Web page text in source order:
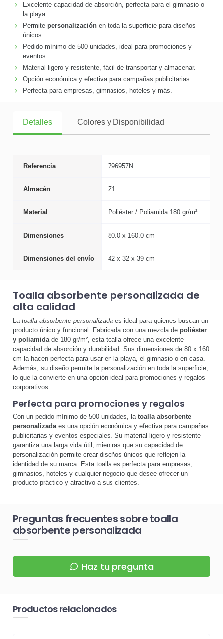
Excelente capacidad de absorción, perfecta para el gimnasio o
la playa.
Permite personalizaciónen toda la superficie para diseños
únicos.
Pedido mínimo de 500 unidades, ideal para promociones y
eventos.
Material ligero y resistente, fácil de transportar y almacenar.
Opción económica y efectiva para campañas publicitarias.
Perfecta para empresas, gimnasios, hoteles y más.
Detalles Colores y Disponibilidad
Referencia 796957N
Almacén Z1
Material Poliéster / Poliamida 180 gr/m²
Dimensiones 80.0 x 160.0 cm
Dimensiones del envío 42 x 32 x 39 cm
Toalla absorbente personalizada de
alta calidad
La toalla absorbente personalizada es ideal para quienes buscan un
producto único y funcional. Fabricada con una mezcla de poliéster
y poliamida de 180 gr/m², esta toalla ofrece una excelente
capacidad de absorción y durabilidad. Sus dimensiones de 80 x 160
cm la hacen perfecta para usar en la playa, el gimnasio o en casa.
Además, su diseño permite la personalización en toda la superficie,
lo que la convierte en una opción ideal para promociones y regalos
corporativos.
Perfecta para promociones y regalos
Con un pedido mínimo de 500 unidades, la toalla absorbente
personalizadaes una opción económica y efectiva para campañas
publicitarias y eventos especiales. Su material ligero y resistente
garantiza una larga vida útil, mientras que su capacidad de
personalización permite crear diseños únicos que reflejen la
identidad de su marca. Esta toalla es perfecta para empresas,
gimnasios, hoteles y cualquier negocio que desee ofrecer un
producto práctico y atractivo a sus clientes.
Preguntas frecuentes sobre toalla
absorbente personalizada
Haz tu pregunta
Productos relacionados